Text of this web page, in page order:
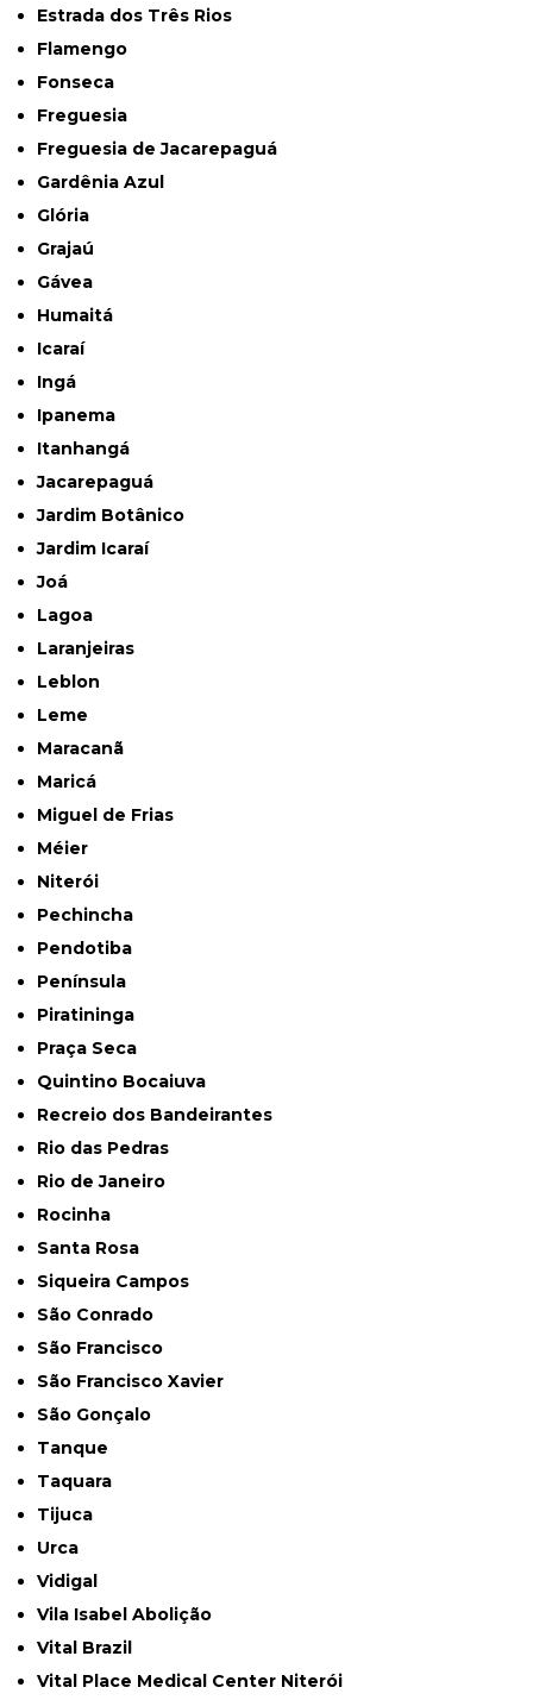
Estrada dos Três Rios
Flamengo
Fonseca
Freguesia
Freguesia de Jacarepaguá
Gardênia Azul
Glória
Grajaú
Gávea
Humaitá
Icaraí
Ingá
Ipanema
Itanhangá
Jacarepaguá
Jardim Botânico
Jardim Icaraí
Joá
Lagoa
Laranjeiras
Leblon
Leme
Maracanã
Maricá
Miguel de Frias
Méier
Niterói
Pechincha
Pendotiba
Península
Piratininga
Praça Seca
Quintino Bocaiuva
Recreio dos Bandeirantes
Rio das Pedras
Rio de Janeiro
Rocinha
Santa Rosa
Siqueira Campos
São Conrado
São Francisco
São Francisco Xavier
São Gonçalo
Tanque
Taquara
Tijuca
Urca
Vidigal
Vila Isabel Abolição
Vital Brazil
Vital Place Medical Center Niterói